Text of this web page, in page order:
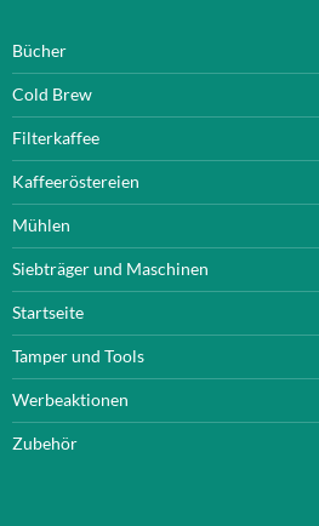
Bücher
Cold Brew
Filterkaffee
Kaffeeröstereien
Mühlen
Siebträger und Maschinen
Startseite
Tamper und Tools
Werbeaktionen
Zubehör